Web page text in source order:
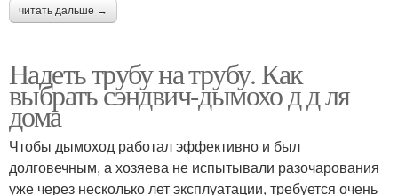
читать дальше →
Надеть трубу на трубу. Как
выбрать сэндвич-дымохо д д ля
дома
Чтобы дымоход работал эффективно и был
долговечным, а хозяева не испытывали разочарования
уже через несколько лет эксплуатации, требуется очень